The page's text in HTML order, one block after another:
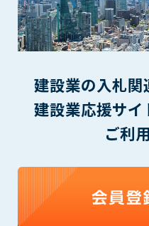
建設業の入札関
建設業応援サイ
ご利
(9) その他、法律に反する行
(10) 建設資料館から知り得
を、営利を目的として
第7条（登録内容の削除）
管理者は、会員が登録した
恐れのあるものは、会員の
(1) 登録されている情報が、
(2) 建設資料館の運営および
(3) 広告掲載料金の支払が遅
(4) その他、管理者が不適当